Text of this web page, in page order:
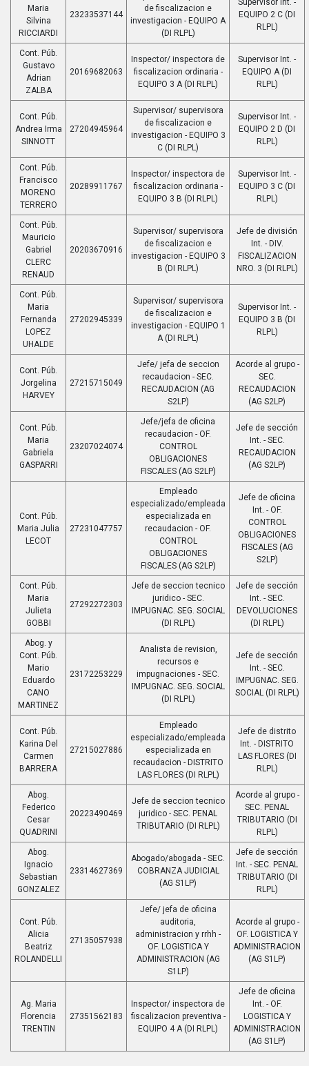
Maria
Silvina
RICCIARDI
23233537144
de fiscalizacion e
investigacion - EQUIPO A
(DI RLPL)
Supervisor Int. -
EQUIPO 2 C (DI
RLPL)
Cont. Púb.
Gustavo
Adrian
ZALBA
20169682063
Inspector/ inspectora de
fiscalizacion ordinaria -
EQUIPO 3 A (DI RLPL)
Supervisor Int. -
EQUIPO A (DI
RLPL)
Cont. Púb.
Andrea Irma
SINNOTT
27204945964
Supervisor/ supervisora
de fiscalizacion e
investigacion - EQUIPO 3
C (DI RLPL)
Supervisor Int. -
EQUIPO 2 D (DI
RLPL)
Cont. Púb.
Francisco
MORENO
TERRERO
20289911767
Inspector/ inspectora de
fiscalizacion ordinaria -
EQUIPO 3 B (DI RLPL)
Supervisor Int. -
EQUIPO 3 C (DI
RLPL)
Cont. Púb.
Mauricio
Gabriel
CLERC
RENAUD
20203670916
Supervisor/ supervisora
de fiscalizacion e
investigacion - EQUIPO 3
B (DI RLPL)
Jefe de división
Int. - DIV.
FISCALIZACION
NRO. 3 (DI RLPL)
Cont. Púb.
Maria
Fernanda
LOPEZ
UHALDE
27202945339
Supervisor/ supervisora
de fiscalizacion e
investigacion - EQUIPO 1
A (DI RLPL)
Supervisor Int. -
EQUIPO 3 B (DI
RLPL)
Cont. Púb.
Jorgelina
HARVEY
27215715049
Jefe/ jefa de seccion
recaudacion - SEC.
RECAUDACION (AG
S2LP)
Acorde al grupo -
SEC.
RECAUDACION
(AG S2LP)
Cont. Púb.
Maria
Gabriela
GASPARRI
23207024074
Jefe/jefa de oficina
recaudacion - OF.
CONTROL
OBLIGACIONES
FISCALES (AG S2LP)
Jefe de sección
Int. - SEC.
RECAUDACION
(AG S2LP)
Cont. Púb.
Maria Julia
LECOT
27231047757
Empleado
especializado/empleada
especializada en
recaudacion - OF.
CONTROL
OBLIGACIONES
FISCALES (AG S2LP)
Jefe de oficina
Int. - OF.
CONTROL
OBLIGACIONES
FISCALES (AG
S2LP)
Cont. Púb.
Maria
Julieta
GOBBI
27292272303
Jefe de seccion tecnico
juridico - SEC.
IMPUGNAC. SEG. SOCIAL
(DI RLPL)
Jefe de sección
Int. - SEC.
DEVOLUCIONES
(DI RLPL)
Abog. y
Cont. Púb.
Mario
Eduardo
CANO
MARTINEZ
23172253229
Analista de revision,
recursos e
impugnaciones - SEC.
IMPUGNAC. SEG. SOCIAL
(DI RLPL)
Jefe de sección
Int. - SEC.
IMPUGNAC. SEG.
SOCIAL (DI RLPL)
Cont. Púb.
Karina Del
Carmen
BARRERA
27215027886
Empleado
especializado/empleada
especializada en
recaudacion - DISTRITO
LAS FLORES (DI RLPL)
Jefe de distrito
Int. - DISTRITO
LAS FLORES (DI
RLPL)
Abog.
Federico
Cesar
QUADRINI
20223490469
Jefe de seccion tecnico
juridico - SEC. PENAL
TRIBUTARIO (DI RLPL)
Acorde al grupo -
SEC. PENAL
TRIBUTARIO (DI
RLPL)
Abog.
Ignacio
Sebastian
GONZALEZ
23314627369
Abogado/abogada - SEC.
COBRANZA JUDICIAL
(AG S1LP)
Jefe de sección
Int. - SEC. PENAL
TRIBUTARIO (DI
RLPL)
Cont. Púb.
Alicia
Beatriz
ROLANDELLI
27135057938
Jefe/ jefa de oficina
auditoria,
administracion y rrhh -
OF. LOGISTICA Y
ADMINISTRACION (AG
S1LP)
Acorde al grupo -
OF. LOGISTICA Y
ADMINISTRACION
(AG S1LP)
Ag. Maria
Florencia
TRENTIN
27351562183
Inspector/ inspectora de
fiscalizacion preventiva -
EQUIPO 4 A (DI RLPL)
Jefe de oficina
Int. - OF.
LOGISTICA Y
ADMINISTRACION
(AG S1LP)